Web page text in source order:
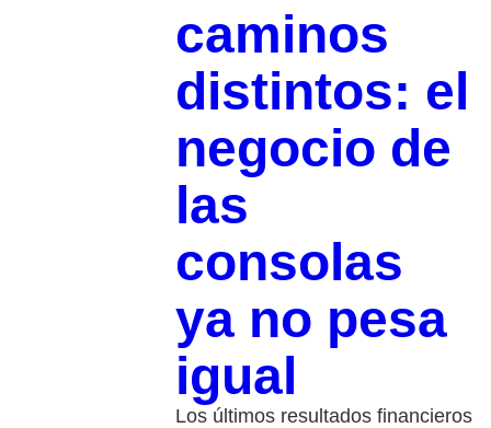
caminos
distintos: el
negocio de
las
consolas
ya no pesa
igual
Los últimos resultados financieros